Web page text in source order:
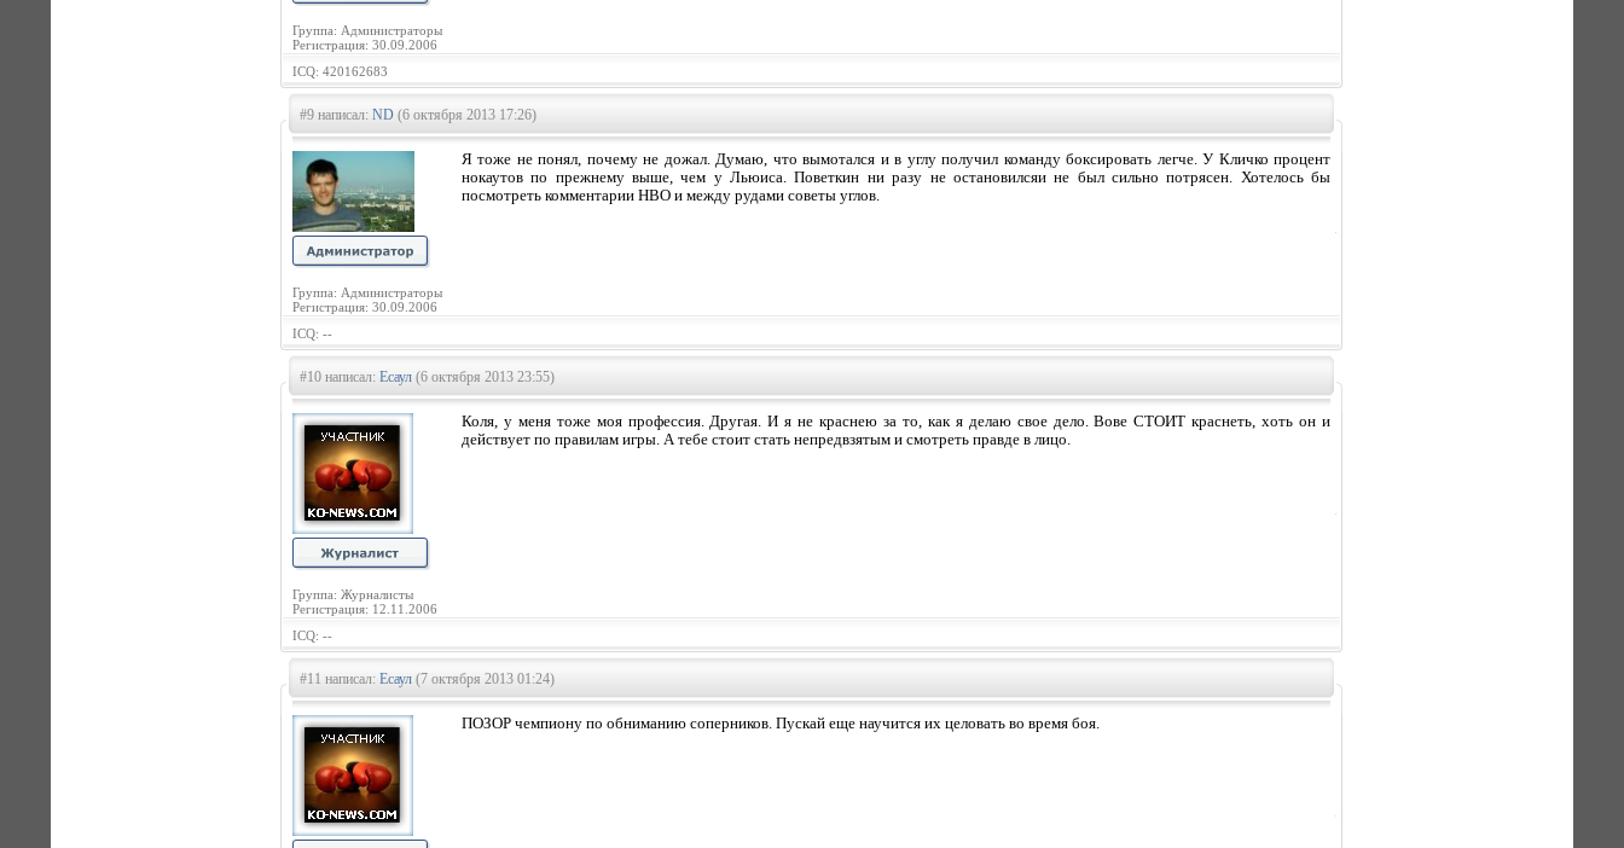
Группа: Администраторы
Регистрация: 30.09.2006
ICQ: 420162683
#9 написал: ND (6 октября 2013 17:26)
Группа: Администраторы
Регистрация: 30.09.2006
Я тоже не понял, почему не дожал. Думаю, что вымотался и в углу получил команду боксировать легче. У Кличко процент
нокаутов по прежнему выше, чем у Льюиса. Поветкин ни разу не остановилсяи не был сильно потрясен. Хотелось бы
посмотреть комментарии НВО и между рудами советы углов.
ICQ: --
#10 написал: Есаул (6 октября 2013 23:55)
Группа: Журналисты
Регистрация: 12.11.2006
Коля, у меня тоже моя профессия. Другая. И я не краснею за то, как я делаю свое дело. Вове СТОИТ краснеть, хоть он и
действует по правилам игры. А тебе стоит стать непредвзятым и смотреть правде в лицо.
ICQ: --
#11 написал: Есаул (7 октября 2013 01:24)
ПОЗОР чемпиону по обниманию соперников. Пускай еще научится их целовать во время боя.